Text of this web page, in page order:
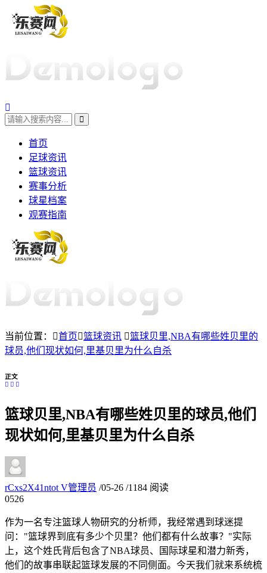
首页
足球资讯
篮球资讯
赛事分析
球星档案
观赛指南
当前位置： 首页 篮球资讯
篮球贝里,NBA有哪些姓贝里的
球员,他们现状如何,里基贝里为什么自杀
正文
篮球贝里,NBA有哪些姓贝里的球员,他们
现状如何,里基贝里为什么自杀
rCxs2X41ntot V管理员 /05-26 /1184 阅读
0526
作为一名专注篮球人物研究的分析师，我经常遇到球迷提
问："篮球界到底有多少个贝里？他们都有什么故事？"实际
上，这个姓氏背后包含了NBA球员、国际球星和潜力新秀，
他们的故事串联起篮球发展的不同侧面。今天我们就来系统梳